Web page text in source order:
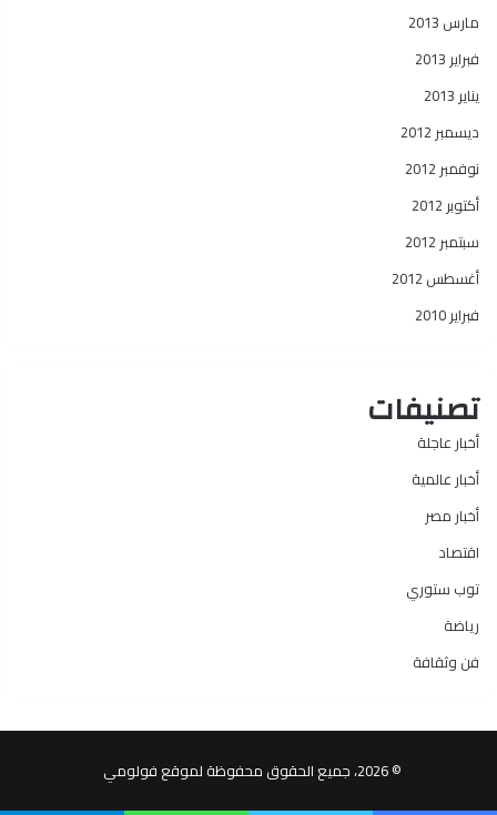
مارس 2013
فبراير 2013
يناير 2013
ديسمبر 2012
نوفمبر 2012
أكتوبر 2012
سبتمبر 2012
أغسطس 2012
فبراير 2010
تصنيفات
أخبار عاجلة
أخبار عالمية
أخبار مصر
اقتصاد
توب ستوري
رياضة
فن وثقافة
© 2026، جميع الحقوق محفوظة لموقع فولومي